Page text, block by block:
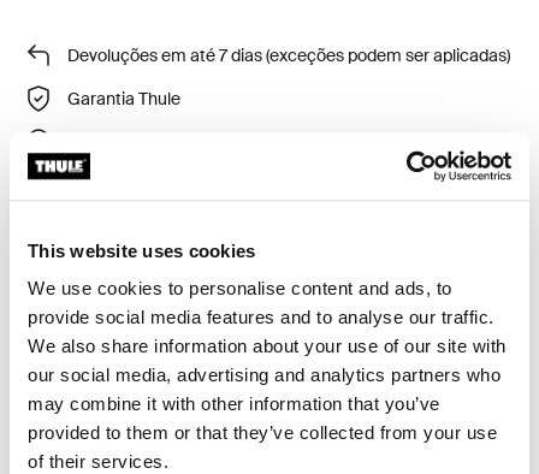
This website uses cookies
We use cookies to personalise content and ads, to
provide social media features and to analyse our traffic.
We also share information about your use of our site with
our social media, advertising and analytics partners who
may combine it with other information that you’ve
provided to them or that they’ve collected from your use
of their services.
Devoluções em até 7 dias (exceções podem ser aplicadas)
Garantia Thule
Calcular frete e prazo
Kit de instalação personalizado para montar um rack
de teto Thule em veículos com trilhos embutidos.